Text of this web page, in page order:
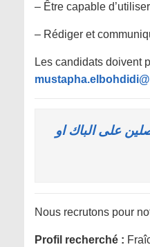
– Être capable
– Rédiger et
Les candidats doivent
وعاملة للحاصلين على الباك او
Nous recrutons pour
Profil recherché :